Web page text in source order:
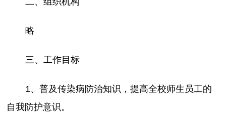
略
三、工作目标
1、普及传染病防治知识，提高全校师生员工的
自我防护意识。